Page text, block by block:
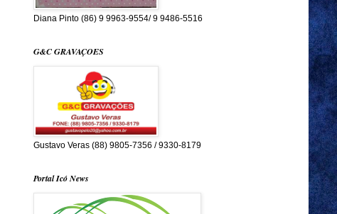
Diana Pinto (86) 9 9963-9554/ 9 9486-5516
G&C GRAVAÇOES
Gustavo Veras (88) 9805-7356 / 9330-8179
Portal Icó News